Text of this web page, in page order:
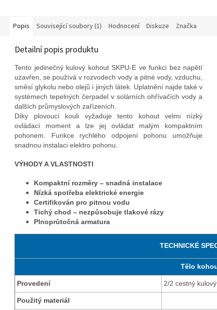
Popis Související soubory (1) Hodnocení Diskuze Značka
Detailní popis produktu
Tento jedinečný kulový kohout SKPU-E ve funkci bez napětí
uzavřen, se používá v rozvodech vody a pitné vody, vzduchu,
směsí glykolu nebo olejů i jiných látek. Uplatnění najde také v
systémech tepelných čerpadel v solárních ohřívačích vody a
dalších průmyslových zařízeních.
Díky plovoucí kouli vyžaduje tento kohout velmi nízký
ovládací moment a lze jej ovládat malým kompaktním
pohonem. Funkce rychlého odpojení pohonu umožňuje
snadnou instalaci elektro pohonu.
VÝHODY A VLASTNOSTI
Kompaktní rozměry – snadná instalace
Nízká spotřeba elektrické energie
Certifikován pro pitnou vodu
Tichý chod – nezpůsobuje tlakové rázy
Plnoprůtočná armatura
TECHNICKÉ
Tělo
Provedení 2/2 cestný
Použitý materiál